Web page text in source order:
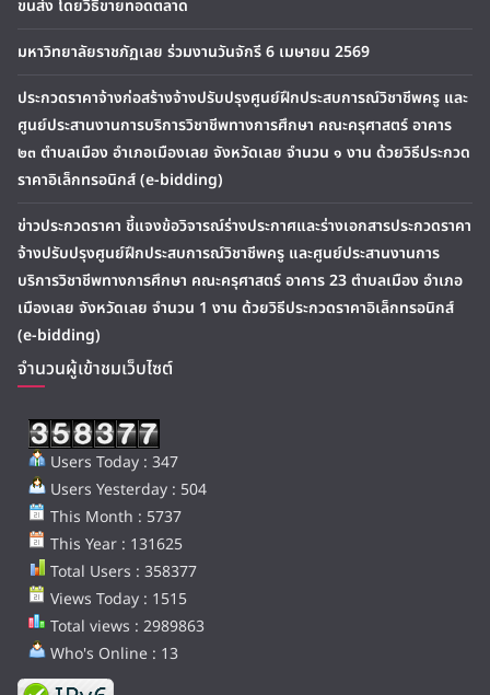
ขนส่ง โดยวิธีขายทอดตลาด
มหาวิทยาลัยราชภัฏเลย ร่วมงานวันจักรี 6 เมษายน 2569
ประกวดราคาจ้างก่อสร้างจ้างปรับปรุงศูนย์ฝึกประสบการณ์วิชาชีพครู และ
ศูนย์ประสานงานการบริการวิชาชีพทางการศึกษา คณะครุศาสตร์ อาคาร
๒๓ ตำบลเมือง อำเภอเมืองเลย จังหวัดเลย จำนวน ๑ งาน ด้วยวิธีประกวด
ราคาอิเล็กทรอนิกส์ (e-bidding)
ข่าวประกวดราคา ชี้แจงข้อวิจารณ์ร่างประกาศและร่างเอกสารประกวดราคา
จ้างปรับปรุงศูนย์ฝึกประสบการณ์วิชาชีพครู และศูนย์ประสานงานการ
บริการวิชาชีพทางการศึกษา คณะครุศาสตร์ อาคาร 23 ตำบลเมือง อำเภอ
เมืองเลย จังหวัดเลย จำนวน 1 งาน ด้วยวิธีประกวดราคาอิเล็กทรอนิกส์
(e-bidding)
จำนวนผู้เข้าชมเว็บไซต์
Users Today : 347
Users Yesterday : 504
This Month : 5737
This Year : 131625
Total Users : 358377
Views Today : 1515
Total views : 2989863
Who's Online : 13